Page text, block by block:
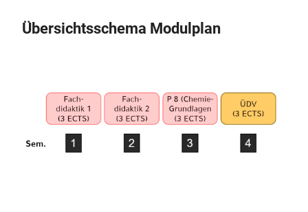
Übersichtsschema Modulplan